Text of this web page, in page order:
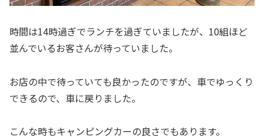
時間は14時過ぎでランチを過ぎていましたが、10組ほど
並んでいるお客さんが待っていました。
お店の中で待っていても良かったのですが、車でゆっくり
できるので、車に戻りました。
こんな時もキャンピングカーの良さでもあります。